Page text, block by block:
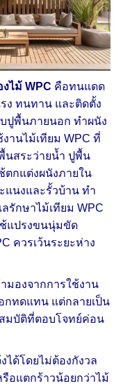
ไม้ WPC คือทนแดด
ง ทนทาน และติดตั้ง
บปูพื้นภายนอก ทำผนัง
งานไม้เทียม WPC ที่
นสระว่ายน้ำ ปูพื้น
ตกแต่งผนังภายใน
แนงและรั้วบ้าน ทำ
รักษาไม้เทียม WPC
แปรงขนนุ่มขัด
ควรเว้นระยะห่าง
มองจากการใช้งาน
กทดแทน แต่กลายเป็น
มบัติที่ตอบโจทย์ค่อน
ได้โดยไม่ต้องกังวล
อแตกร้าวน้อยกว่าไม้